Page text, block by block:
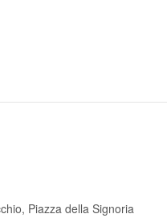
Piazza della Signoria